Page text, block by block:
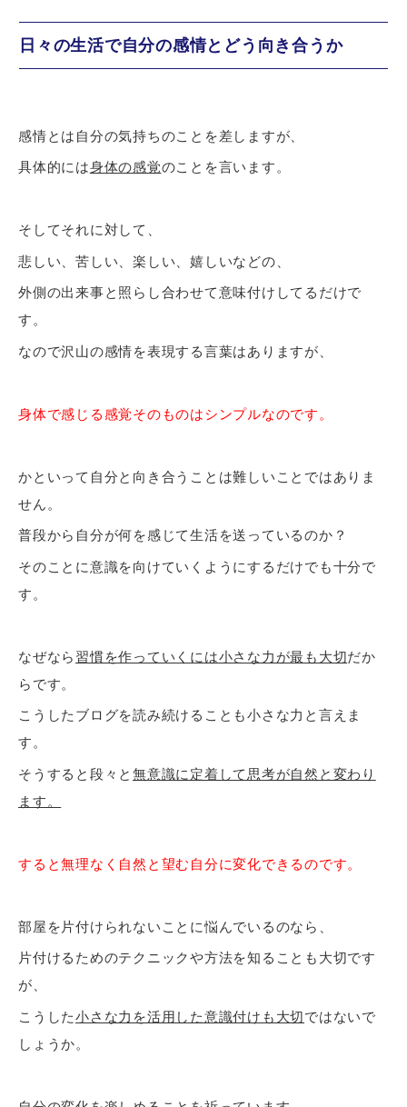
日々の生活で自分の感情とどう向き合うか
感情とは自分の気持ちのことを差しますが、
具体的には身体の感覚のことを言います。
そしてそれに対して、
悲しい、苦しい、楽しい、嬉しいなどの、
外側の出来事と照らし合わせて意味付けしてるだけで
す。
なので沢山の感情を表現する言葉はありますが、
身体で感じる感覚そのものはシンプルなのです。
かといって自分と向き合うことは難しいことではありま
せん。
普段から自分が何を感じて生活を送っているのか？
そのことに意識を向けていくようにするだけでも十分で
す。
なぜなら 習慣を作っていくには小さな力が最も大切だか
らです。
こうしたブログを読み続けることも小さな力と言えま
す。
そうすると段々と 無意識に定着して思考が自然と変わり
ます。
すると無理なく自然と望む自分に変化できるのです。
部屋を片付けられないことに悩んでいるのなら、
片付けるためのテクニックや方法を知ることも大切です
が、
こうした小さな力を活用した意識付けも大切ではないで
しょうか。